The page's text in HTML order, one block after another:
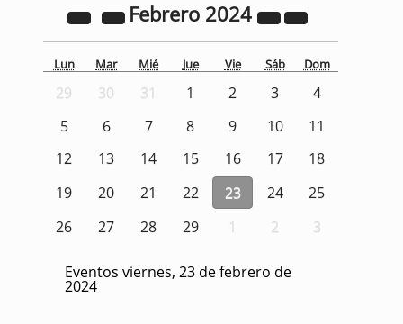
Febrero 2024
Lun Mar Mié Jue Vie Sáb Dom
29 30 31 1 2 3
4
5
6 7 8 9 10
11
12
13 14 15 16 17
18
19
20 21 22 23 24
25
26
27 28 29 1 2 3
Eventos viernes, 23 de febrero de
2024